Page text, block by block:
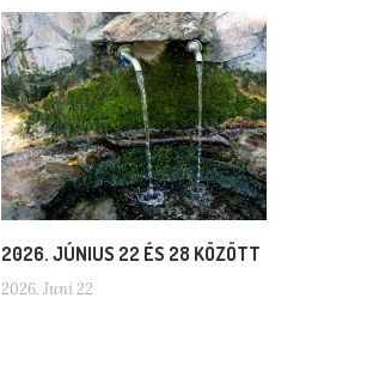
2026. JÚNIUS 22 ÉS 28 KÖZÖTT
2026. Juni 22